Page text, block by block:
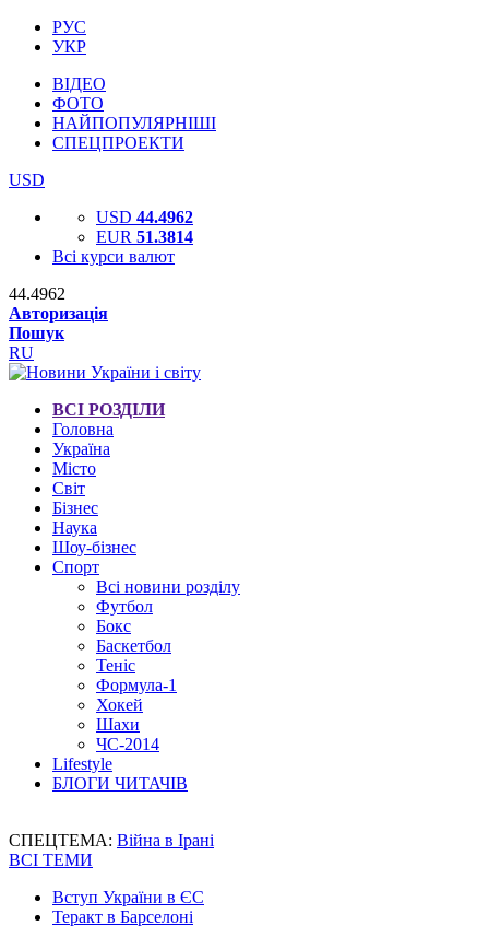
РУС
УКР
ВІДЕО
ФОТО
НАЙПОПУЛЯРНІШІ
СПЕЦПРОЕКТИ
USD
USD 44.4962
EUR 51.3814
Всі курси валют
44.4962
Авторизація
Пошук
RU
ВСІ РОЗДІЛИ
Головна
Україна
Місто
Світ
Бізнес
Наука
Шоу-бізнес
Спорт
Всі новини розділу
Футбол
Бокс
Баскетбол
Теніс
Формула-1
Хокей
Шахи
ЧС-2014
Lifestyle
БЛОГИ ЧИТАЧІВ
СПЕЦТЕМА: Війна в Ірані
ВСІ ТЕМИ
Вступ України в ЄС
Теракт в Барселоні